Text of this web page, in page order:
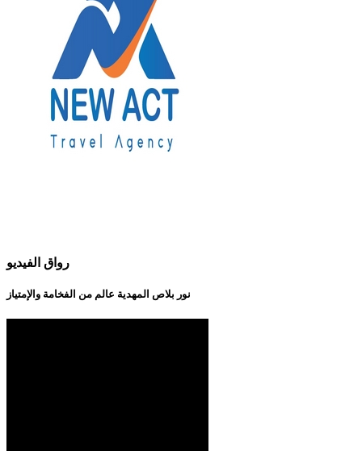
رواق الفيديو
نور بلاص المهدية عالم من الفخامة والإمتياز